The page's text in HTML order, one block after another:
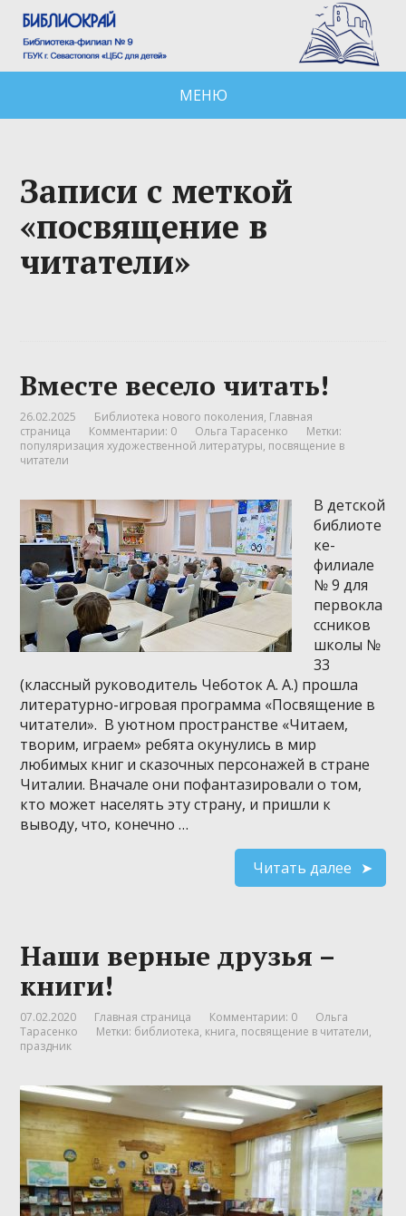
МЕНЮ
Записи с меткой
«посвящение в
читатели»
Вместе весело читать!
26.02.2025 Библиотека нового поколения, Главная
страница
Комментарии: 0 Ольга Тарасенко
Метки:
популяризация художественной литературы, посвящение в
читатели
В детской
библиоте
ке-
филиале
№ 9 для
первокла
ссников
школы №
33
(классный руководитель Чеботок А. А.) прошла
литературно-игровая программа «Посвящение в
читатели». В уютном пространстве «Читаем,
творим, играем» ребята окунулись в мир
любимых книг и сказочных персонажей в стране
Читалии. Вначале они пофантазировали о том,
кто может населять эту страну, и пришли к
выводу, что, конечно …
Читать далее
Наши верные друзья –
книги!
07.02.2020 Главная страница Комментарии: 0
Ольга
Тарасенко
Метки: библиотека, книга, посвящение в читатели,
праздник